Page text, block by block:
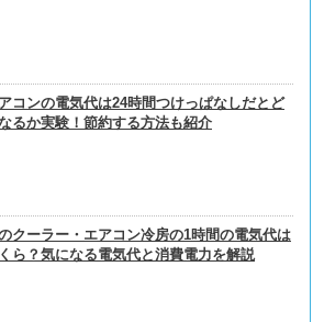
コンの電気代は24時間つけっぱなしだとど
るか実験！節約する方法も紹介
クーラー・エアコン冷房の1時間の電気代は
ら？気になる電気代と消費電力を解説